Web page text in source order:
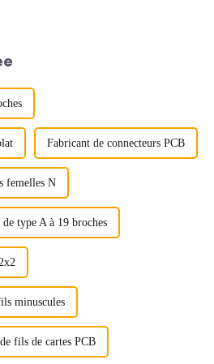
Fabricant de connecteurs PCB
femelles N
type A à 19 broches
minuscules
fils de cartes PCB